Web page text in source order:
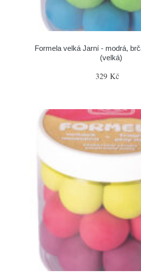
Formela velká Jarní - modrá,
(velká)
329 Kč